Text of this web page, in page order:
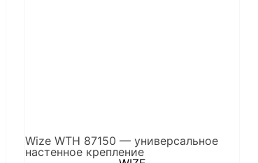
Wize WTH 87150 — универсальное
настенное крепление